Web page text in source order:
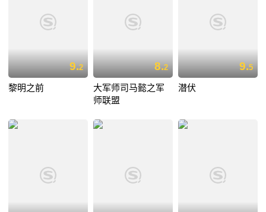
9.2
黎明之前
8.2
大军师司马懿之军
师联盟
9.5
潜伏